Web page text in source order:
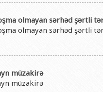
olmayan sərhəd şərtli
olmayan sərhəd şərtli
müzakirə
müzakirə